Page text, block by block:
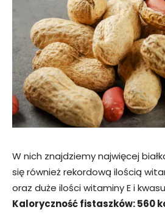
W nich znajdziemy najwięcej
się również rekordową ilością
oraz duże ilości witaminy E i
Kaloryczność fistaszków: 560